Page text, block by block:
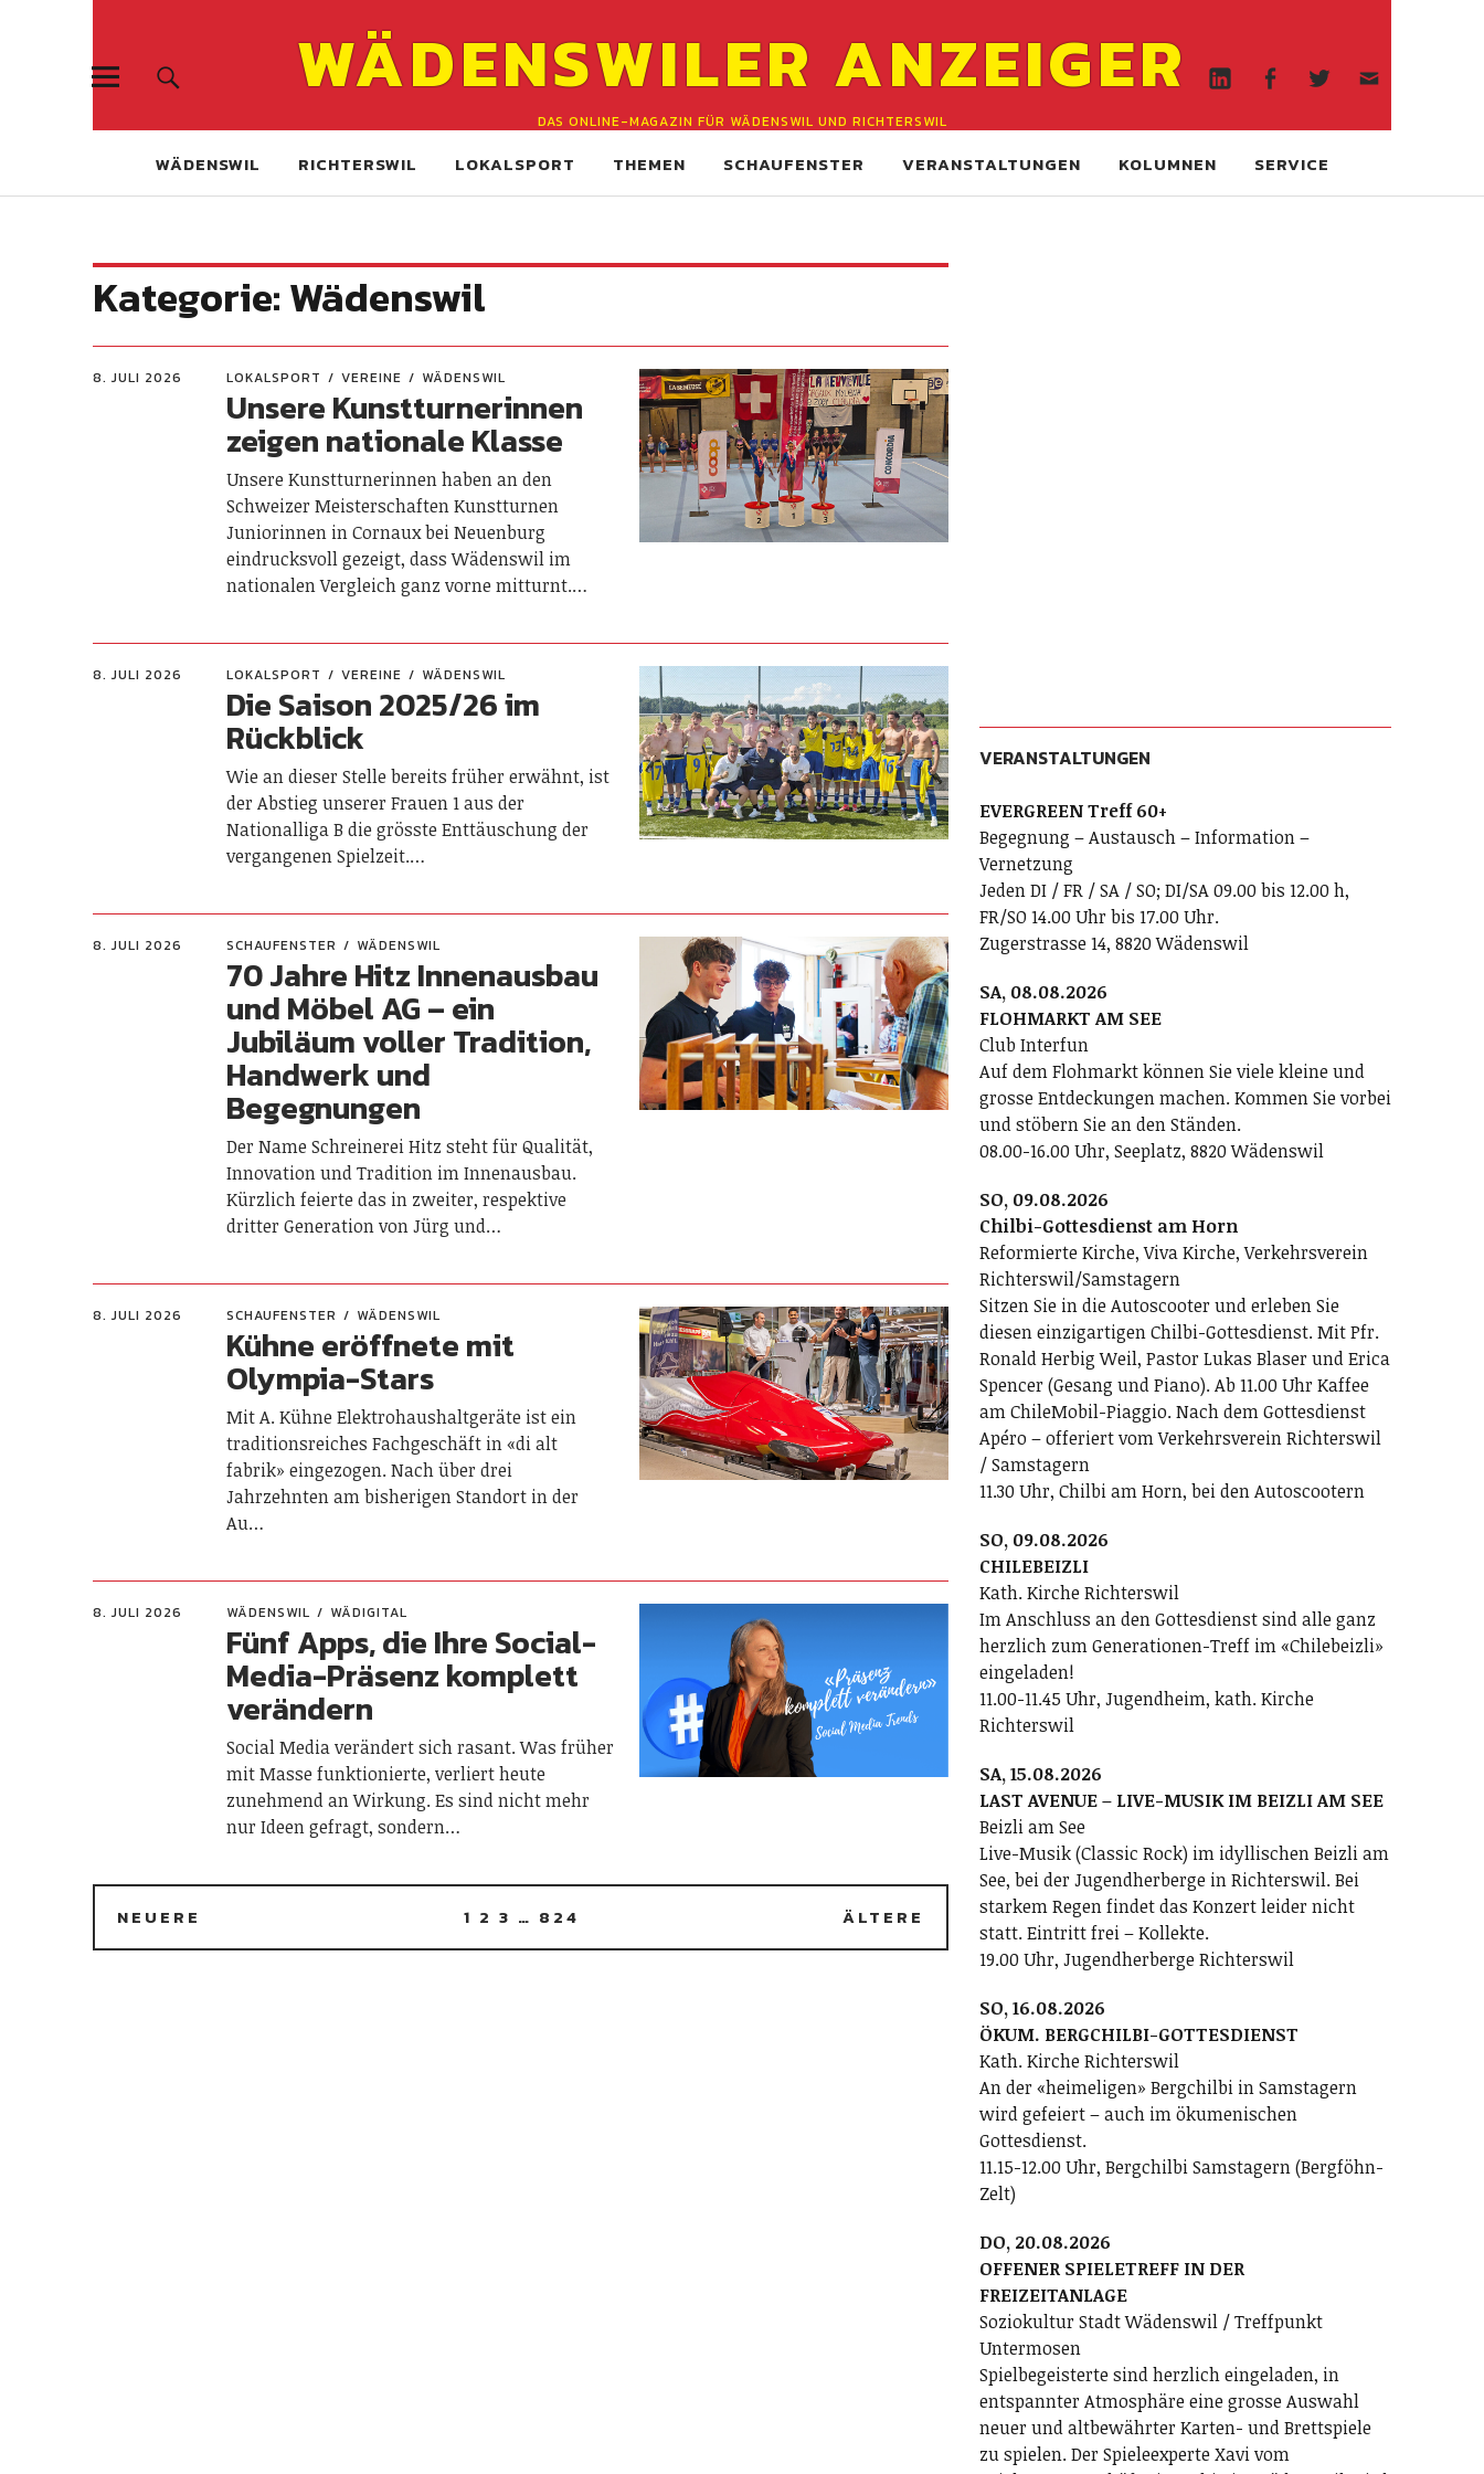
WÄDENSWILER ANZEIGER
DAS ONLINE-MAGAZIN FÜR WÄDENSWIL UND RICHTERSWIL
WÄDENSWIL RICHTERSWIL LOKALSPORT THEMEN SCHAUFENSTER VERANSTALTUNGEN KOLUMNEN SERVICE
Kategorie:Wädenswil
8. JULI 2026 LOKALSPORT VEREINE WÄDENSWIL
Unsere Kunstturnerinnen
zeigen nationale Klasse
Unsere Kunstturnerinnen haben an den
Schweizer Meisterschaften Kunstturnen
Juniorinnen in Cornaux bei Neuenburg
eindrucksvoll gezeigt, dass Wädenswil im
nationalen Vergleich ganz vorne mitturnt.…
8. JULI 2026 LOKALSPORT VEREINE WÄDENSWIL
Die Saison 2025/26 im
Rückblick
Wie an dieser Stelle bereits früher erwähnt, ist
der Abstieg unserer Frauen 1 aus der
Nationalliga B die grösste Enttäuschung der
vergangenen Spielzeit.…
8. JULI 2026 SCHAUFENSTER WÄDENSWIL
70 Jahre Hitz Innenausbau
und Möbel AG – ein
Jubiläum voller Tradition,
Handwerk und
Begegnungen
Der Name Schreinerei Hitz steht für Qualität,
Innovation und Tradition im Innenausbau.
Kürzlich feierte das in zweiter, respektive
dritter Generation von Jürg und…
8. JULI 2026 SCHAUFENSTER WÄDENSWIL
Kühne eröffnete mit
Olympia-Stars
Mit A. Kühne Elektrohaushaltgeräte ist ein
traditionsreiches Fachgeschäft in «di alt
fabrik» eingezogen. Nach über drei
Jahrzehnten am bisherigen Standort in der
Au…
8. JULI 2026 WÄDENSWIL WÄDIGITAL
Fünf Apps, die Ihre Social-
Media-Präsenz komplett
verändern
Social Media verändert sich rasant. Was früher
mit Masse funktionierte, verliert heute
zunehmend an Wirkung. Es sind nicht mehr
nur Ideen gefragt, sondern…
NEUERE 1 2 3 … 824 ÄLTERE
VERANSTALTUNGEN
EVERGREEN Treff 60+
Begegnung – Austausch – Information –
Vernetzung
Jeden DI / FR / SA / SO; DI/SA 09.00 bis 12.00 h,
FR/SO 14.00 Uhr bis 17.00 Uhr.
Zugerstrasse 14, 8820 Wädenswil
SA, 08.08.2026
FLOHMARKT AM SEE
Club Interfun
Auf dem Flohmarkt können Sie viele kleine und
grosse Entdeckungen machen. Kommen Sie vorbei
und stöbern Sie an den Ständen.
08.00-16.00 Uhr, Seeplatz, 8820 Wädenswil
SO, 09.08.2026
Chilbi-Gottesdienst am Horn
Reformierte Kirche, Viva Kirche, Verkehrsverein
Richterswil/Samstagern
Sitzen Sie in die Autoscooter und erleben Sie
diesen einzigartigen Chilbi-Gottesdienst. Mit Pfr.
Ronald Herbig Weil, Pastor Lukas Blaser und Erica
Spencer (Gesang und Piano). Ab 11.00 Uhr Kaffee
am ChileMobil-Piaggio. Nach dem Gottesdienst
Apéro – offeriert vom Verkehrsverein Richterswil
/ Samstagern
11.30 Uhr, Chilbi am Horn, bei den Autoscootern
SO, 09.08.2026
CHILEBEIZLI
Kath. Kirche Richterswil
Im Anschluss an den Gottesdienst sind alle ganz
herzlich zum Generationen-Treff im «Chilebeizli»
eingeladen!
11.00-11.45 Uhr, Jugendheim, kath. Kirche
Richterswil
SA, 15.08.2026
LAST AVENUE – LIVE-MUSIK IM BEIZLI AM SEE
Beizli am See
Live-Musik (Classic Rock) im idyllischen Beizli am
See, bei der Jugendherberge in Richterswil. Bei
starkem Regen findet das Konzert leider nicht
statt. Eintritt frei – Kollekte.
19.00 Uhr, Jugendherberge Richterswil
SO, 16.08.2026
ÖKUM. BERGCHILBI-GOTTESDIENST
Kath. Kirche Richterswil
An der «heimeligen» Bergchilbi in Samstagern
wird gefeiert – auch im ökumenischen
Gottesdienst.
11.15-12.00 Uhr, Bergchilbi Samstagern (Bergföhn-
Zelt)
DO, 20.08.2026
OFFENER SPIELETREFF IN DER
FREIZEITANLAGE
Soziokultur Stadt Wädenswil / Treffpunkt
Untermosen
Spielbegeisterte sind herzlich eingeladen, in
entspannter Atmosphäre eine grosse Auswahl
neuer und altbewährter Karten- und Brettspiele
zu spielen. Der Spieleexperte Xavi vom